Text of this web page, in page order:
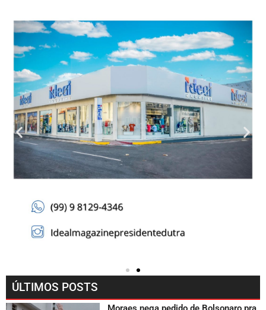
ÚLTIMOS POSTS